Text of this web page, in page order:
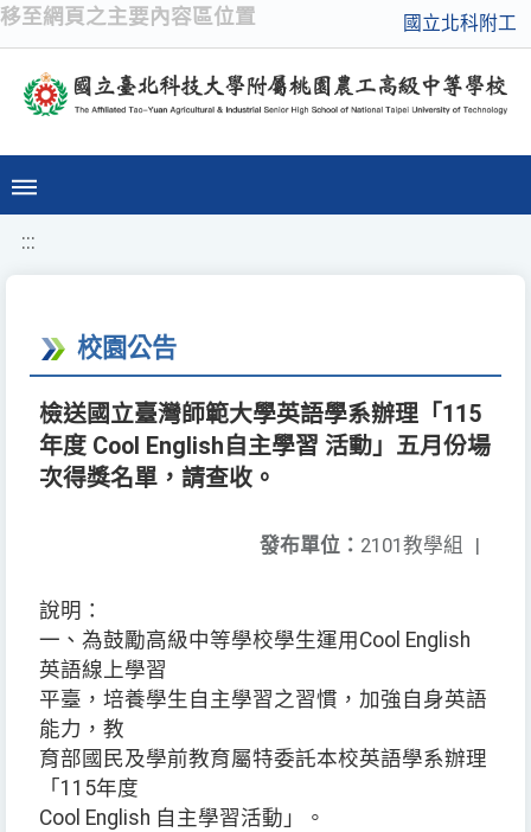
移至網頁之主要內容區位置 國立北科附工
:::
校園公告
檢送國立臺灣師範大學英語學系辦理「115
年度 Cool English自主學習 活動」五月份場
次得獎名單，請查收。
發布單位： 2101教學組 |
說明：
一、為鼓勵高級中等學校學生運用Cool English
英語線上學習
平臺，培養學生自主學習之習慣，加強自身英語
能力，教
育部國民及學前教育屬特委託本校英語學系辦理
「115年度
Cool English 自主學習活動」。